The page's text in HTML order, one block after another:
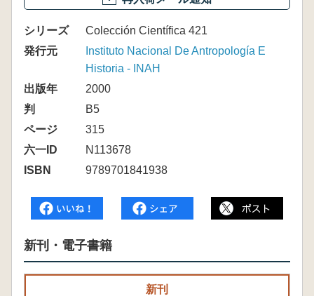
シリーズ
Colección Científica 421
発行元
Instituto Nacional De Antropología E
Historia - INAH
出版年
2000
判
B5
ページ
315
六一ID
N113678
ISBN
9789701841938
新刊・電子書籍
新刊